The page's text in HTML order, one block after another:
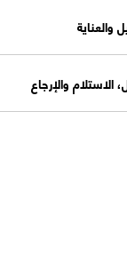
والعناية
الاستلام والإرجاع